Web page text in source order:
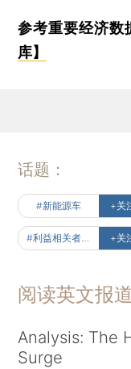
参考重要经济数
库】
话题：
#新能源车 +关
+关
阅读英文报道
Analysis: The
Surge